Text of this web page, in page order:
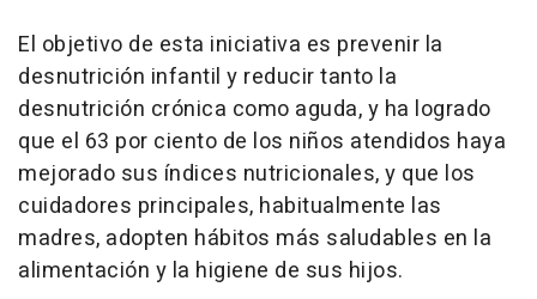
El objetivo de esta iniciativa es prevenir la
desnutrición infantil y reducir tanto la
desnutrición crónica como aguda, y ha logrado
que el 63 por ciento de los niños atendidos haya
mejorado sus índices nutricionales, y que los
cuidadores principales, habitualmente las
madres, adopten hábitos más saludables en la
alimentación y la higiene de sus hijos.